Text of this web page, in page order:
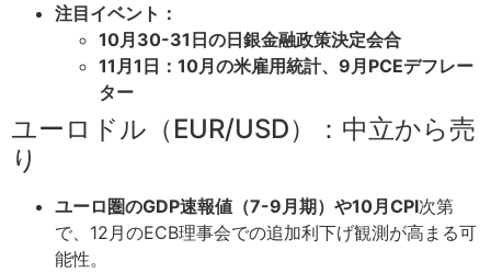
注目イベント：
10月30-31日の日銀金融政策決定会合
11月1日：10月の米雇用統計、9月PCEデフレー
ター
ユーロドル（EUR/USD）：中立から売
り
ユーロ圏のGDP速報値（7-9月期）や10月CPI次第
で、12月のECB理事会での追加利下げ観測が高まる可
能性。